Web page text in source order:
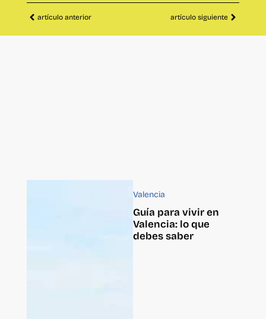
artículo anterior artículo siguiente
Valencia
Guía para vivir en
Valencia: lo que
debes saber